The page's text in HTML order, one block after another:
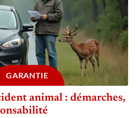
GARANTIE
animal : démarches,